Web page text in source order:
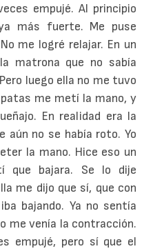
empujé. Al principio
más fuerte. Me puse
me logré relajar. En un
matrona que no sabía
luego ella no me tuvo
me metí la mano, y
En realidad era la
aún no se había roto. Yo
la mano. Hice eso un
que bajara. Se lo dije
me dijo que sí, que con
bajando. Ya no sentía
me venía la contracción.
empujé, pero sí que el